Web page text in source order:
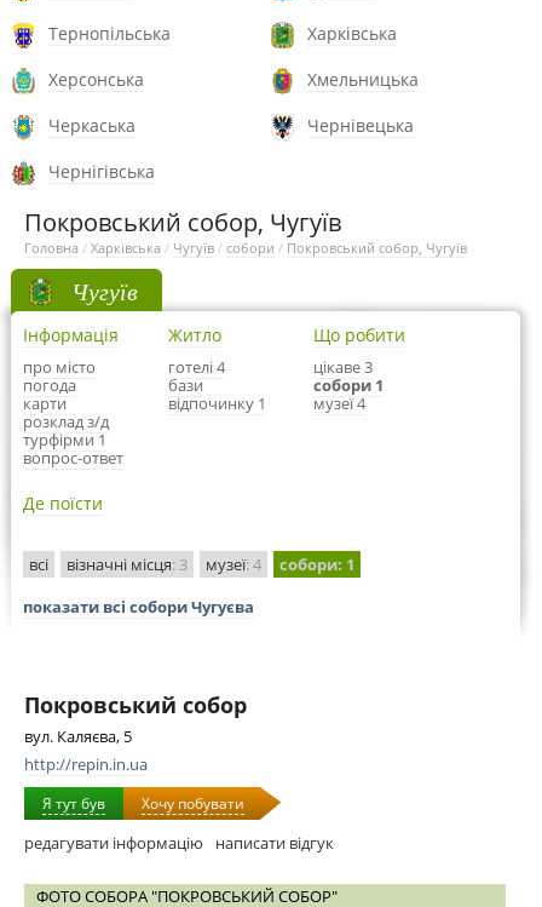
Тернопільська
Харківська
Херсонська
Хмельницька
Черкаська
Чернівецька
Чернігівська
Покровський собор, Чугуїв
Головна / Харківська / Чугуїв / собори / Покровський собор, Чугуїв
Чугуїв
Інформація
про місто
погода
карти
розклад з/д
турфірми 1
вопрос-ответ
Житло
готелі 4
бази
відпочинку 1
Що робити
цікаве 3
собори 1
музеї 4
Де поїсти
всі візначні місця: 3 музеї: 4 собори: 1
показати всі собори Чугуєва
Покровський собор
вул. Каляєва, 5
http://repin.in.ua
Я тут був Хочу побувати
редагувати інформацію написати відгук
ФОТО СОБОРА "ПОКРОВСЬКИЙ СОБОР"